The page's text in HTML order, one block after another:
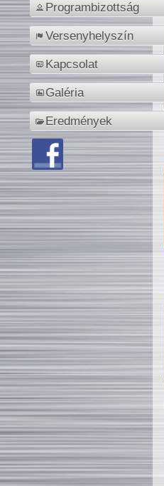
Programbizottság
Versenyhelyszín
Kapcsolat
Galéria
Eredmények